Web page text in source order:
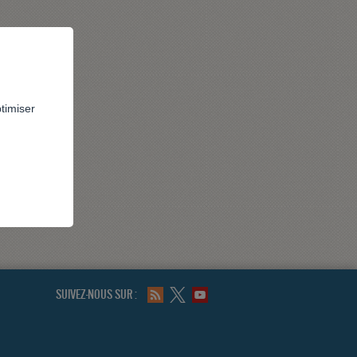
SUIVEZ-NOUS SUR :